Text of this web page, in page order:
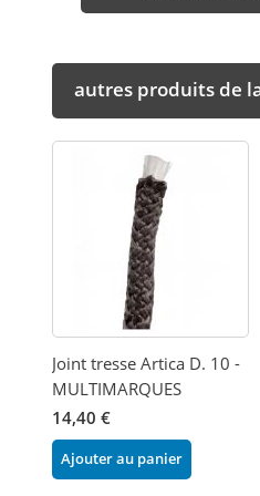
autres produits de
Joint tresse Artica D. 10 -
MULTIMARQUES
14,40 €
Ajouter au panier